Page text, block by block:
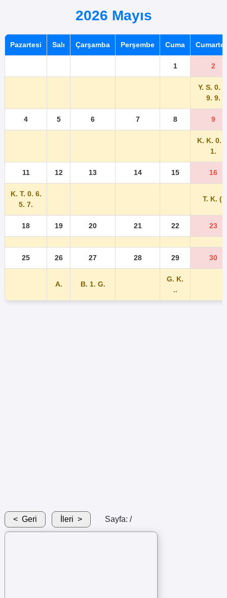
2026 Mayıs
Pazartesi Salı Çarşamba Perşembe Cuma
1 2
Y. S. 0.
9. 9.
4 5 6 7 8 9
K. K. 0.
1.
11 12 13 14 15 16
K. T. 0. 6.
5. 7.
T. K. (.
18 19 20 21 22 23
25 26 27 28 29 30
A. B. 1. G.
G. K.
..
Geri İleri Sayfa: /